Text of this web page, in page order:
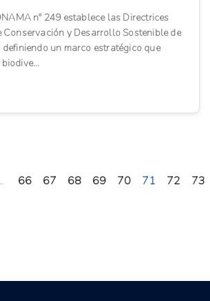
nº 249 establece las Directrices
Conservación y Desarrollo Sostenible de
un marco estratégico que
66 67 68 69 70 71 72 73